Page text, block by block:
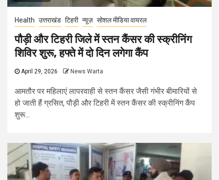
Health उत्तराखंड टिहरी न्यूज़ सोशल मीडिया वायरल
पौड़ी और टिहरी जिले में स्तन कैंसर की स्क्रीनिंग
शिविर शुरू, हफ्ते में दो दिन लगेगा कैंप
April 29, 2026 News Warta
आमतौर पर महिलाएं लापरवाही से स्तन कैंसर जैसी गंभीर बीमारियों से
हो जाती हैं ग्रसित, पौड़ी और टिहरी में स्तन कैंसर की स्क्रीनिंग कैंप
शुरू...